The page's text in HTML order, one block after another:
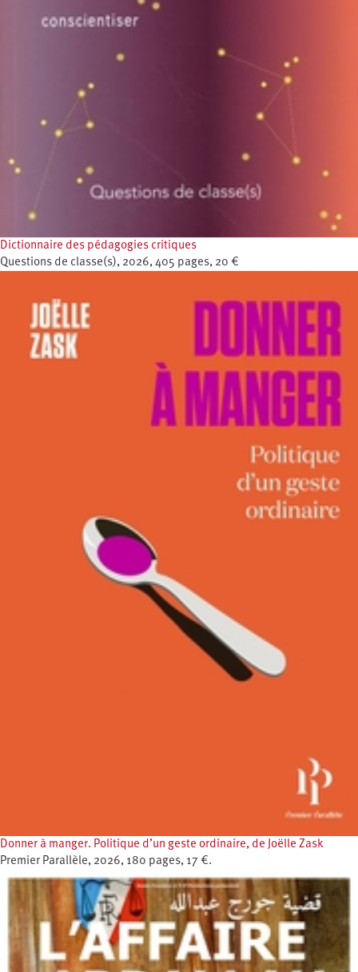
Dictionnaire des pédagogies critiques
Questions de classe(s), 2026, 405 pages, 20 €
Donner à manger. Politique d’un geste ordinaire, de Joëlle Zask
Premier Parallèle, 2026, 180 pages, 17 €.